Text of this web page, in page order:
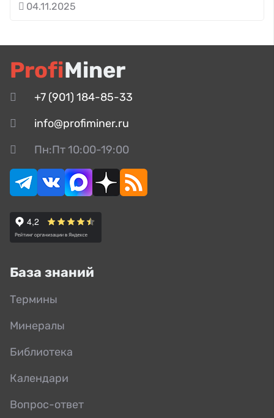
04.11.2025
ProfiMiner
+7 (901) 184-85-33
info@profiminer.ru
Пн:Пт 10:00-19:00
База знаний
Термины
Минералы
Библиотека
Календари
Вопрос-ответ